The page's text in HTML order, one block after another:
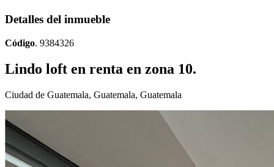
Detalles del inmueble
Código. 9384326
Lindo loft en renta en zona 10.
Ciudad de Guatemala, Guatemala, Guatemala